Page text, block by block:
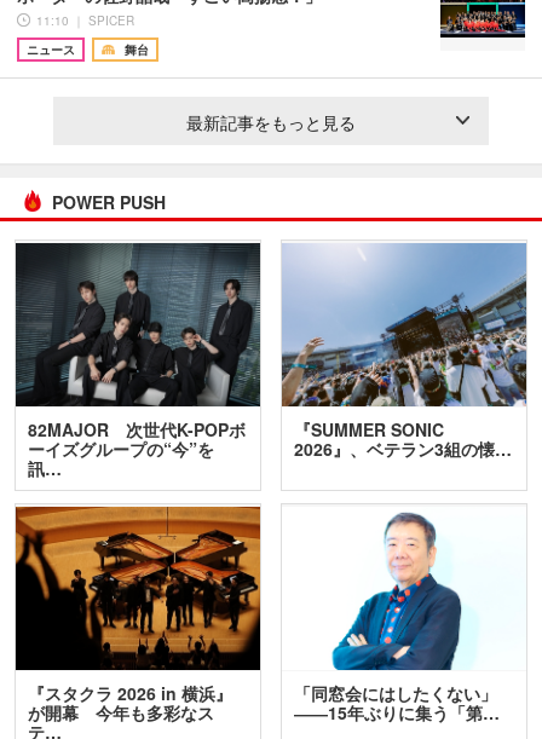
11:10 ｜ SPICER
ニュース
舞台
最新記事をもっと見る
POWER PUSH
82MAJOR 次世代K-POPボ
ーイズグループの“今”を
訊…
『SUMMER SONIC
2026』、ベテラン3組の懐…
『スタクラ 2026 in 横浜』
が開幕 今年も多彩なス
テ…
「同窓会にはしたくない」
――15年ぶりに集う「第…